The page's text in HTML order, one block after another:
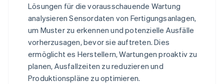
Lösungen für die vorausschauende Wartung
analysieren Sensordaten von Fertigungsanlagen,
um Muster zu erkennen und potenzielle Ausfälle
vorherzusagen, bevor sie auftreten. Dies
ermöglicht es Herstellern, Wartungen proaktiv zu
planen, Ausfallzeiten zu reduzieren und
Produktionspläne zu optimieren.